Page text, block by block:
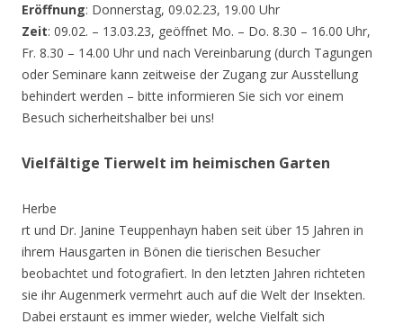
Eröffnung: Donnerstag, 09.02.23, 19.00 Uhr
Zeit: 09.02. – 13.03.23, geöffnet Mo. – Do. 8.30 – 16.00 Uhr,
Fr. 8.30 – 14.00 Uhr und nach Vereinbarung (durch Tagungen
oder Seminare kann zeitweise der Zugang zur Ausstellung
behindert werden – bitte informieren Sie sich vor einem
Besuch sicherheitshalber bei uns!
Vielfältige Tierwelt im heimischen Garten
Herbe
rt und Dr. Janine Teuppenhayn haben seit über 15 Jahren in
ihrem Hausgarten in Bönen die tierischen Besucher
beobachtet und fotografiert. In den letzten Jahren richteten
sie ihr Augenmerk vermehrt auch auf die Welt der Insekten.
Dabei erstaunt es immer wieder, welche Vielfalt sich